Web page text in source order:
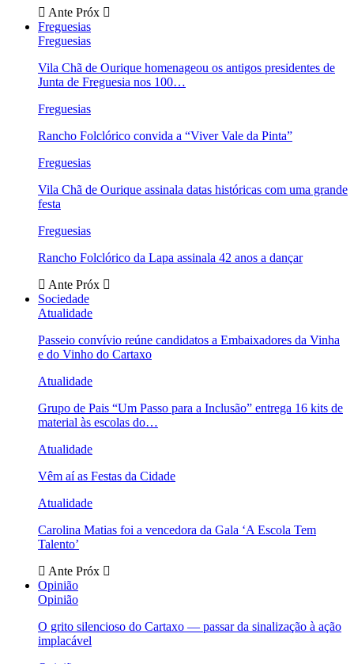
Ante Próx
Freguesias
Freguesias
Vila Chã de Ourique homenageou os antigos presidentes de
Junta de Freguesia nos 100…
Freguesias
Rancho Folclórico convida a “Viver Vale da Pinta”
Freguesias
Vila Chã de Ourique assinala datas históricas com uma grande
festa
Freguesias
Rancho Folclórico da Lapa assinala 42 anos a dançar
Ante Próx
Sociedade
Atualidade
Passeio convívio reúne candidatos a Embaixadores da Vinha
e do Vinho do Cartaxo
Atualidade
Grupo de Pais “Um Passo para a Inclusão” entrega 16 kits de
material às escolas do…
Atualidade
Vêm aí as Festas da Cidade
Atualidade
Carolina Matias foi a vencedora da Gala ‘A Escola Tem
Talento’
Ante Próx
Opinião
Opinião
O grito silencioso do Cartaxo — passar da sinalização à ação
implacável